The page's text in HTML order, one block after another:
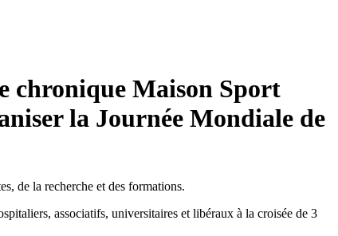
chronique Maison Sport
la Journée Mondiale de
de la recherche et des formations.
associatifs, universitaires et libéraux à la croisée de 3